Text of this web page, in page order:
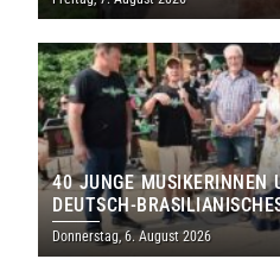
40 JUNGE MUSIKERINNEN
DEUTSCH-
THOLEY
Donnerstag, 6. August 2026